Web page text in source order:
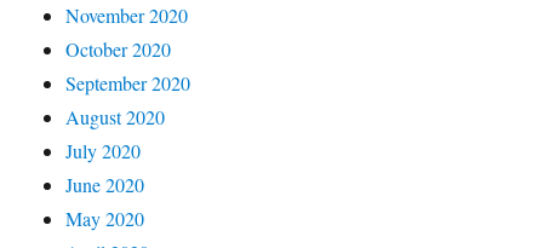
November 2020
October 2020
September 2020
August 2020
July 2020
June 2020
May 2020